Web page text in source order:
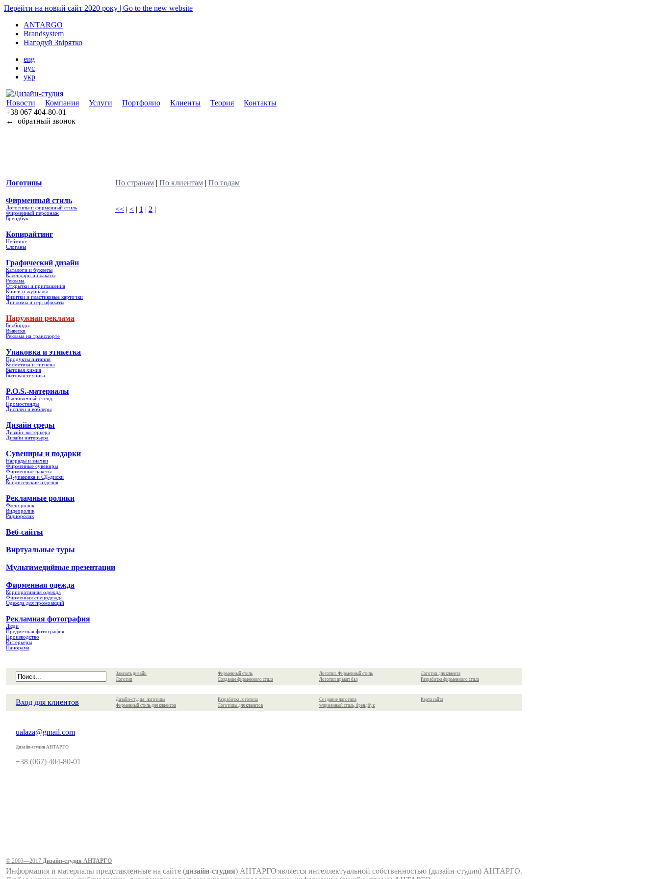
Перейти на новий сайт 2020 року | Go to the new website
ANTARGO
Brandsystem
Нагодуй Звірятко
eng
рус
укр
Новости Компания Услуги Портфолио Клиенты Теория
Контакты
+38 067 404-80-01
↔
обратный звонок
Логотипы
Фирменный стиль
Логотипы и фирменный стиль
Фирменный персонаж
Брендбук
Копирайтинг
Нейминг
Слоганы
Графический дизайн
Каталоги и буклеты
Календари и плакаты
Реклама
Открытки и приглашения
Книги и журналы
Визитки и пластиковые карточки
Дипломы и сертификаты
Наружная реклама
Билборды
Вывески
Реклама на транспорте
Упаковка и этикетка
Продукты питания
Косметика и гигиена
Бытовая химия
Бытовая техника
P.O.S.-материалы
Выставочный стенд
Промостенды
Дисплеи и воблеры
Дизайн среды
Дизайн экстерьера
Дизайн интерьера
Сувениры и подарки
Награды и значки
Фирменные сувениры
Фирменные пакеты
СД-упаковка и СД-диски
Кондитерские изделия
Рекламные ролики
Флеш-ролик
Видеоролик
Радиоролик
Веб-сайты
Виртуальные туры
Мультимедийные презентации
Фирменная одежда
Корпоративная одежда
Фирменная спецодежда
Одежда для промоакций
Рекламная фотография
Люди
Предметная фотография
Производство
Интерьеры
Панорама
По странам | По клиентам | По годам
<< | < | 1 | 2 |
Заказать дизайн
Логотип
Фирменный стиль
Создание фирменного стиля
Логотип. Фирменный стиль
Логотип правит бал
Логотип для клиента
Разработка фирменного стиля
Вход для клиентов
Дизайн-студия: логотипы
Фирменный стиль для клиентов
Разработка логотипа
Логотипы для клиентов
Создание логотипа
Фирменный стиль, брендбук
Карта сайта
ualaza@gmail.com
Дизайн-студия АНТАРГО
+38 (067) 404-80-01
© 2003—2017 Дизайн-студия AНТАРГО
Информация и материалы представленные на сайте (дизайн-студия) АНТАРГО является интеллектуальной собственностью (дизайн-студия) АНТАРГО.